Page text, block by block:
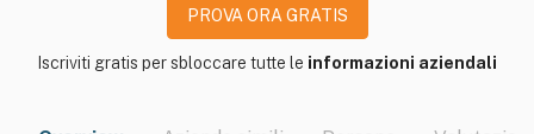
PROVA ORA GRATIS
Iscriviti gratis per sbloccare tutte le informazioni aziendali